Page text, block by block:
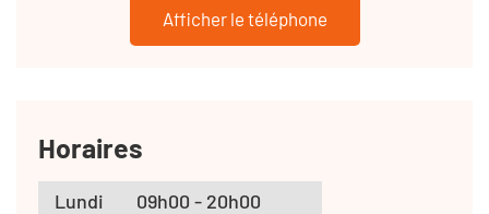
Afficher le téléphone
Horaires
Lundi
09h00 - 20h00